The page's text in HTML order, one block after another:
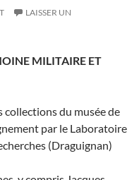
LAISSER UN
MILITAIRE ET
collections du musée de
par le Laboratoire
(Draguignan)